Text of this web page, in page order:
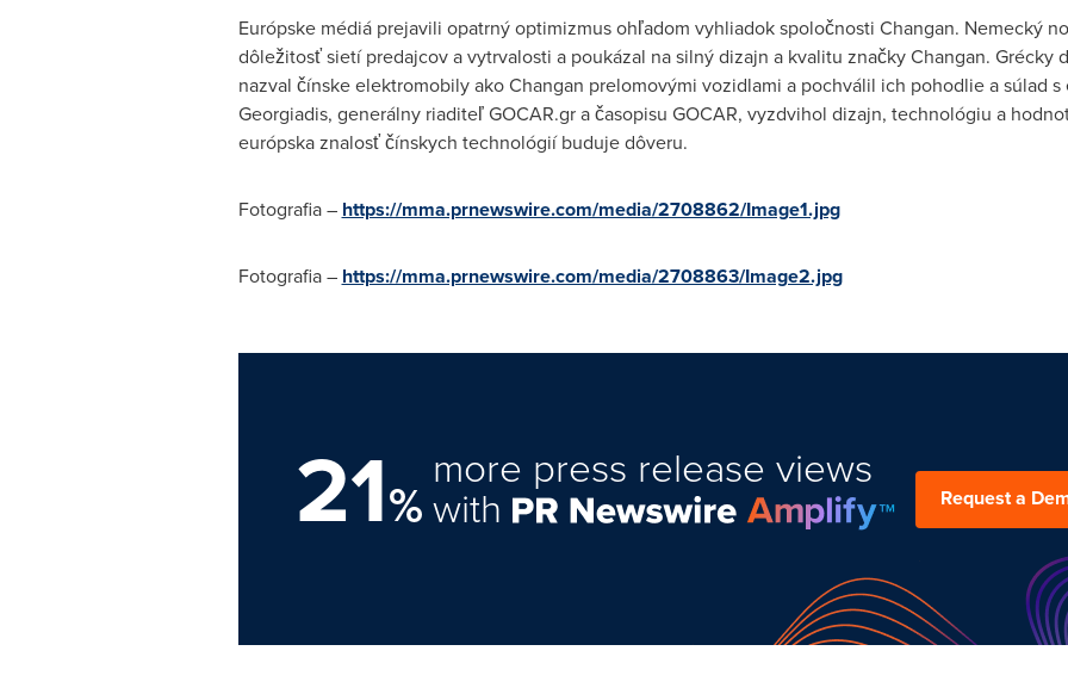
Európske médiá prejavili opatrný optimizmus ohľadom vyhliadok spoločnosti Changan. Nemecký
dôležitosť sietí predajcov a vytrvalosti a poukázal na silný dizajn a kvalitu značky Changan. Grécky
nazval čínske elektromobily ako Changan prelomovými vozidlami a pochválil ich pohodlie a súlad
Georgiadis, generálny riaditeľ GOCAR.gr a časopisu GOCAR, vyzdvihol dizajn, technológiu a
európska znalosť čínskych technológií buduje dôveru.
Fotografia – https://mma.prnewswire.com/media/2708862/Image1.jpg
Fotografia – https://mma.prnewswire.com/media/2708863/Image2.jpg
21%
more press release views
with Request a